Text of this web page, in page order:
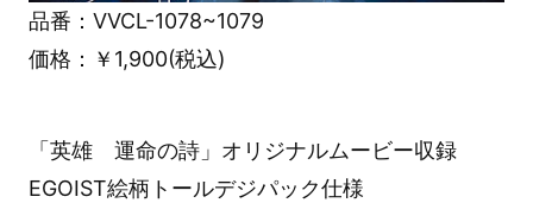
品番：VVCL-1078~1079
価格：￥1,900(税込)
「英雄 運命の詩」オリジナルムービー収録
EGOIST絵柄トールデジパック仕様